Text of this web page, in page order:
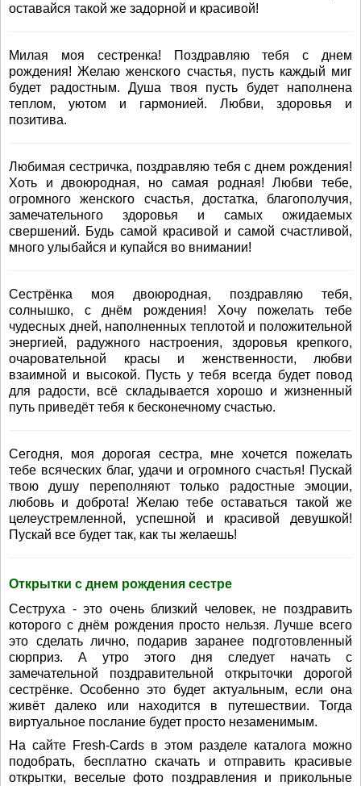
оставайся такой же задорной и красивой!
Милая моя сестренка! Поздравляю тебя с днем
рождения! Желаю женского счастья, пусть каждый миг
будет радостным. Душа твоя пусть будет наполнена
теплом, уютом и гармонией. Любви, здоровья и
позитива.
Любимая сестричка, поздравляю тебя с днем рождения!
Хоть и двоюродная, но самая родная! Любви тебе,
огромного женского счастья, достатка, благополучия,
замечательного здоровья и самых ожидаемых
свершений. Будь самой красивой и самой счастливой,
много улыбайся и купайся во внимании!
Сестрёнка моя двоюродная, поздравляю тебя,
солнышко, с днём рождения! Хочу пожелать тебе
чудесных дней, наполненных теплотой и положительной
энергией, радужного настроения, здоровья крепкого,
очаровательной красы и женственности, любви
взаимной и высокой. Пусть у тебя всегда будет повод
для радости, всё складывается хорошо и жизненный
путь приведёт тебя к бесконечному счастью.
Сегодня, моя дорогая сестра, мне хочется пожелать
тебе всяческих благ, удачи и огромного счастья! Пускай
твою душу переполняют только радостные эмоции,
любовь и доброта! Желаю тебе оставаться такой же
целеустремленной, успешной и красивой девушкой!
Пускай все будет так, как ты желаешь!
Открытки с днем рождения сестре
Сеструха - это очень близкий человек, не поздравить
которого с днём рождения просто нельзя. Лучше всего
это сделать лично, подарив заранее подготовленный
сюрприз. А утро этого дня следует начать с
замечательной поздравительной открыточки дорогой
сестрёнке. Особенно это будет актуальным, если она
живёт далеко или находится в путешествии. Тогда
виртуальное послание будет просто незаменимым.
На сайте Fresh-Cards в этом разделе каталога можно
подобрать, бесплатно скачать и отправить красивые
открытки, веселые фото поздравления и прикольные